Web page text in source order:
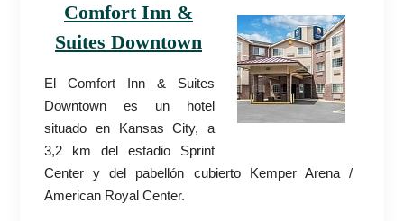
Comfort Inn &
Suites Downtown
El Comfort Inn & Suites
Downtown es un hotel
situado en Kansas City, a
3,2 km del estadio Sprint
Center y del pabellón cubierto Kemper Arena /
American Royal Center.